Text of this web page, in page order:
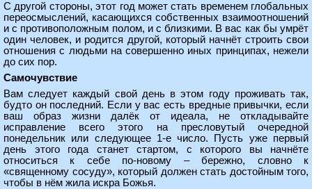
С другой стороны, этот год может стать временем глобальных
переосмыслений, касающихся собственных взаимоотношений
и с противоположным полом, и с близкими. В вас как бы умрёт
один человек, и родится другой, который начнёт строить свои
отношения с людьми на совершенно иных принципах, нежели
до сих пор.
Самочувствие
Вам следует каждый свой день в этом году проживать так,
будто он последний. Если у вас есть вредные привычки, если
ваш образ жизни далёк от идеала, не откладывайте
исправление всего этого на пресловутый очередной
понедельник или следующее 1-е число. Пусть уже первый
день этого года станет стартом, с которого вы начнёте
относиться к себе по-новому – бережно, словно к
«священному сосуду», который должен стать достойным того,
чтобы в нём жила искра Божья.